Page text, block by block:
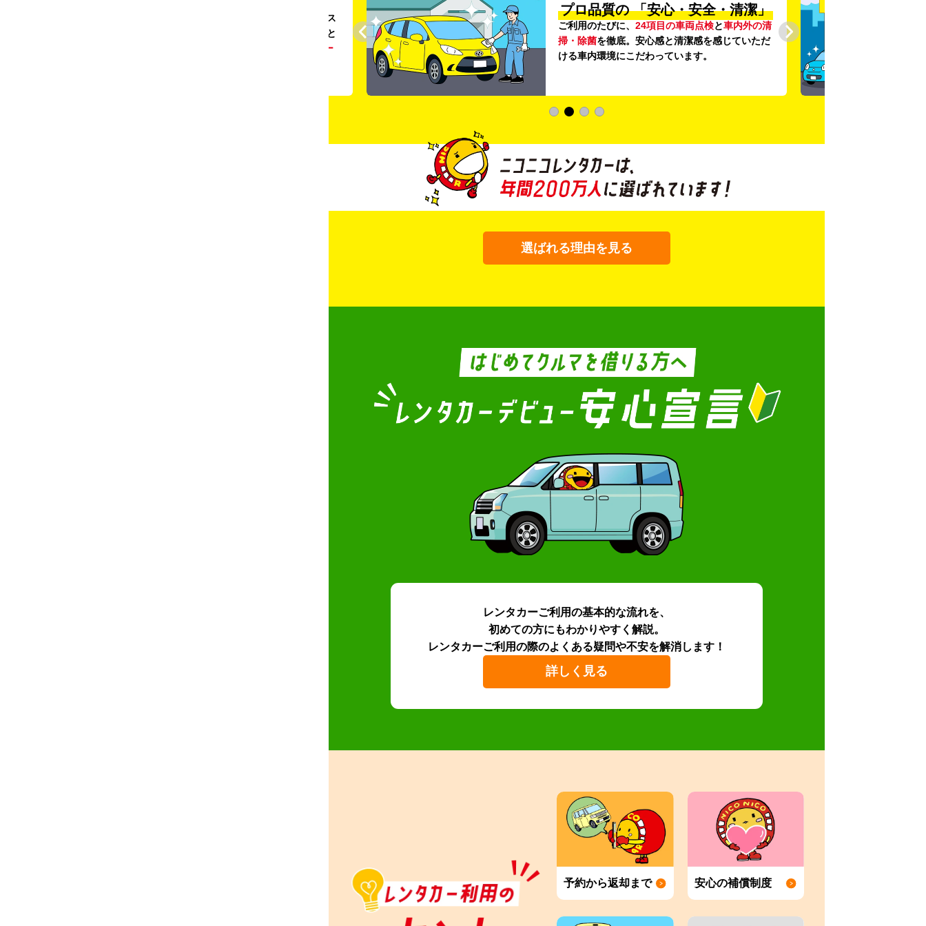
。ガソリンス
タンドや整備工場の既存インフラを活用すること
リー
プロ品質の 「安心・安全・清潔」
ご利用のたびに、 24項目の車両点検と車内外の清
掃・除菌を徹底。安心感と清潔感を感じていただ
ける車内環境にこだわっています。
選ばれる理由を見る
レンタカーご利用の基本的な流れを、
初めての方にもわかりやすく解説。
レンタカーご利用の際のよくある疑問や不安を解消します！
詳しく見る
予約から返却まで 安心の補償制度